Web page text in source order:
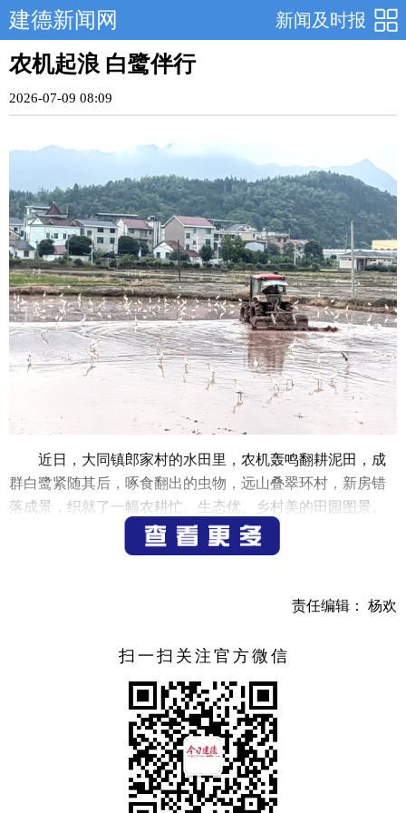
新闻及时报
建德新闻网
农机起浪 白鹭伴行
2026-07-09 08:09
近日，大同镇郎家村的水田里，农机轰鸣翻耕泥田，成
群白鹭紧随其后，啄食翻出的虫物，远山叠翠环村，新房错
落成景，织就了一幅农耕忙、生态优、乡村美的田园图景。
责任编辑： 杨欢
扫一扫关注官方微信